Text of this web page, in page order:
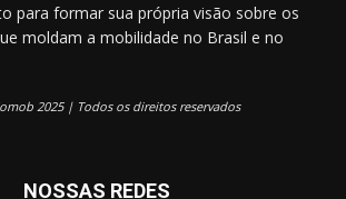
para formar sua própria visão sobre os
moldam a mobilidade no Brasil e no
2025 | Todos os direitos reservados
NOSSAS REDES